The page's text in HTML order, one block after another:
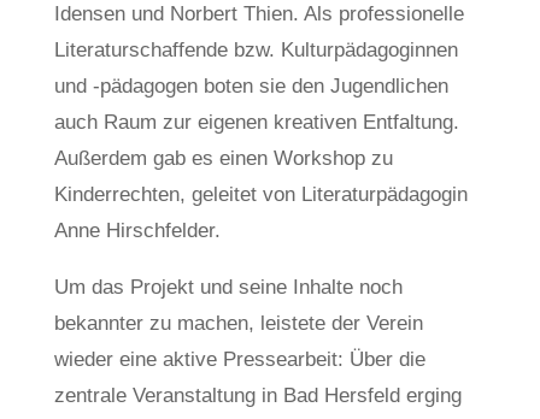
Idensen und Norbert Thien. Als professionelle
Literaturschaffende bzw. Kulturpädagoginnen
und -pädagogen boten sie den Jugendlichen
auch Raum zur eigenen kreativen Entfaltung.
Außerdem gab es einen Workshop zu
Kinderrechten, geleitet von Literaturpädagogin
Anne Hirschfelder.
Um das Projekt und seine Inhalte noch
bekannter zu machen, leistete der Verein
wieder eine aktive Pressearbeit: Über die
zentrale Veranstaltung in Bad Hersfeld erging